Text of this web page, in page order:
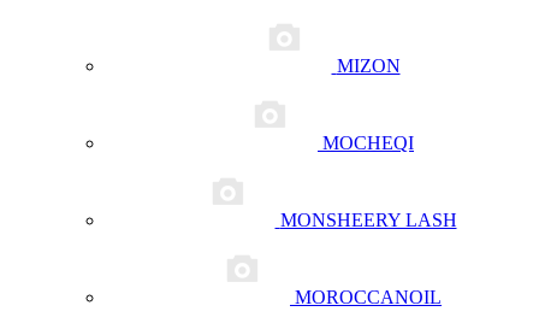
MIZON
MOCHEQI
MONSHEERY LASH
MOROCCANOIL